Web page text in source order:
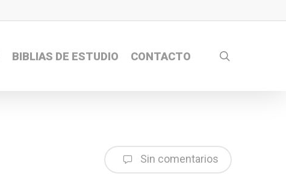
BIBLIAS DE ESTUDIO CONTACTO
Sin comentarios